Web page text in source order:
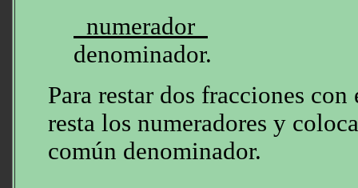
numerador
denominador.
Para restar dos fracciones
resta los numeradores y
común denominador.